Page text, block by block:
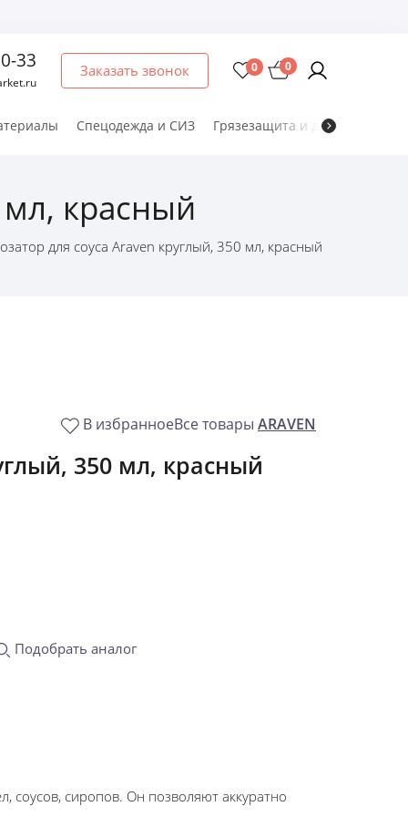
33 Заказать звонок 0 0
Спецодежда и СИЗ Грязезащита и дезматы
мл, красный
для соуса Araven круглый, 350 мл, красный
В избранноеВсе товары ARAVEN
350 мл, красный
Подобрать аналог
соусов, сиропов. Он позволяют аккуратно